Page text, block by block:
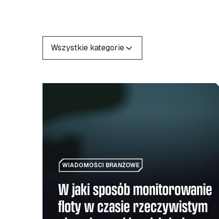
FILTRY
Wszystkie kategorie
W jaki sposób monitorowanie floty w czasie
WIADOMOŚCI BRANŻOWE
W jaki sposób monitorowanie
floty w czasie rzeczywistym